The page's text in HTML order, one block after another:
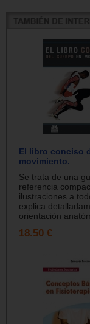
El libro conciso
movimiento.
Se trata de una
referencia
ilustraciones a
explica
orientación
18.50 €